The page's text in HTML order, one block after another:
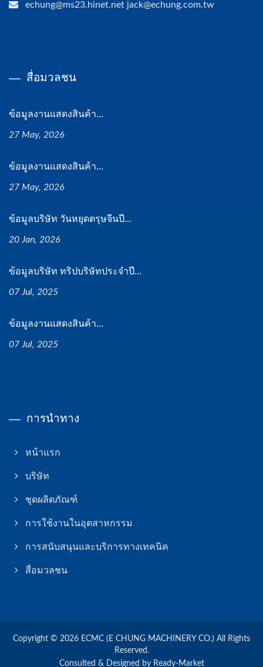
echung@ms23.hinet.net jack@echung.com.tw
สื่อมวลชน
ข้อมูลงานแสดงสินค้า...
27 May, 2026
ข้อมูลงานแสดงสินค้า...
27 May, 2026
ข้อมูลบริษัท วันหยุดตรุษจีนปี...
20 Jan, 2026
ข้อมูลบริษัท ทริปบริษัทประจำปี...
07 Jul, 2025
ข้อมูลงานแสดงสินค้า...
07 Jul, 2025
การนำทาง
หน้าแรก
บริษัท
ชุดผลิตภัณฑ์
การใช้งานในอุตสาหกรรม
การสนับสนุนและบริการทางเทคนิค
สื่อมวลชน
Copyright © 2026 ECMC (E CHUNG MACHINERY CO.) All Rights
Reserved.
Consulted & Designed by Ready-Market